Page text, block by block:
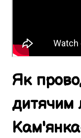
Як
дитячим